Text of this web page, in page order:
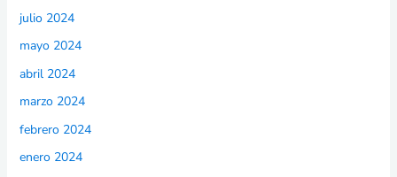
julio 2024
mayo 2024
abril 2024
marzo 2024
febrero 2024
enero 2024